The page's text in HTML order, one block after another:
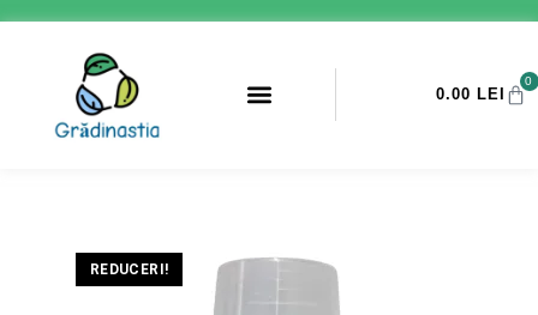
0.00 LEI
0
REDUCERI!